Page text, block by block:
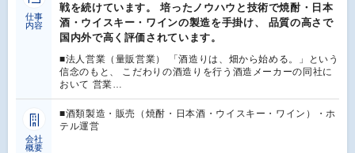
仕事
内容
戦を続けています。 培ったノウハウと技術で焼酎・日本
酒・ウイスキー・ワインの製造を手掛け、 品質の高さで
国内外で高く評価されています。
■法人営業（量販営業） 「酒造りは、畑から始める。」という
信念のもと、 こだわりの酒造りを行う酒造メーカーの同社に
おいて 営業…
会社
概要
■酒類製造・販売（焼酎・日本酒・ウイスキー・ワイン）・ホ
テル運営